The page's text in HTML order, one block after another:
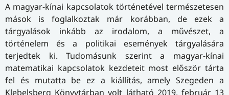
A magyar-kínai kapcsolatok történetével természetesen
mások is foglalkoztak már korábban, de ezek a
tárgyalások inkább az irodalom, a művészet, a
történelem és a politikai események tárgyalására
terjedtek ki. Tudomásunk szerint a magyar-kínai
matematikai kapcsolatok kezdeteit most először tárta
fel és mutatta be ez a kiállítás, amely Szegeden a
Klebelsberg Könyvtárban volt látható 2019. február 13